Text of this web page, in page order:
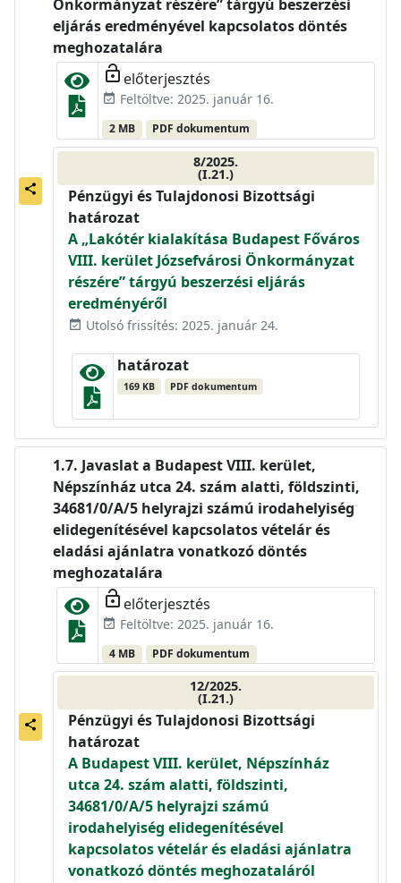
share
Önkormányzat részére” tárgyú beszerzési
eljárás eredményével kapcsolatos döntés
meghozatalára
lock_open előterjesztés
event_available Feltöltve: 2025. január 16.
2 MB PDF dokumentum
8/2025.
(I.21.)
Pénzügyi és Tulajdonosi Bizottsági
határozat
A „Lakótér kialakítása Budapest Főváros
VIII. kerület Józsefvárosi Önkormányzat
részére” tárgyú beszerzési eljárás
eredményéről
event_available Utolsó frissítés: 2025. január 24.
határozat
169 KB PDF dokumentum
share
Javaslat a Budapest VIII. kerület,
Népszínház utca 24. szám alatti, földszinti,
34681/0/A/5 helyrajzi számú irodahelyiség
elidegenítésével kapcsolatos vételár és
eladási ajánlatra vonatkozó döntés
meghozatalára
lock_open előterjesztés
event_available Feltöltve: 2025. január 16.
4 MB PDF dokumentum
12/2025.
(I.21.)
Pénzügyi és Tulajdonosi Bizottsági
határozat
A Budapest VIII. kerület, Népszínház
utca 24. szám alatti, földszinti,
34681/0/A/5 helyrajzi számú
irodahelyiség elidegenítésével
kapcsolatos vételár és eladási ajánlatra
vonatkozó döntés meghozataláról